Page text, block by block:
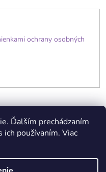
Ďalším prechádzaním
používaním. Viac
ochrany osobných
osobných údajov